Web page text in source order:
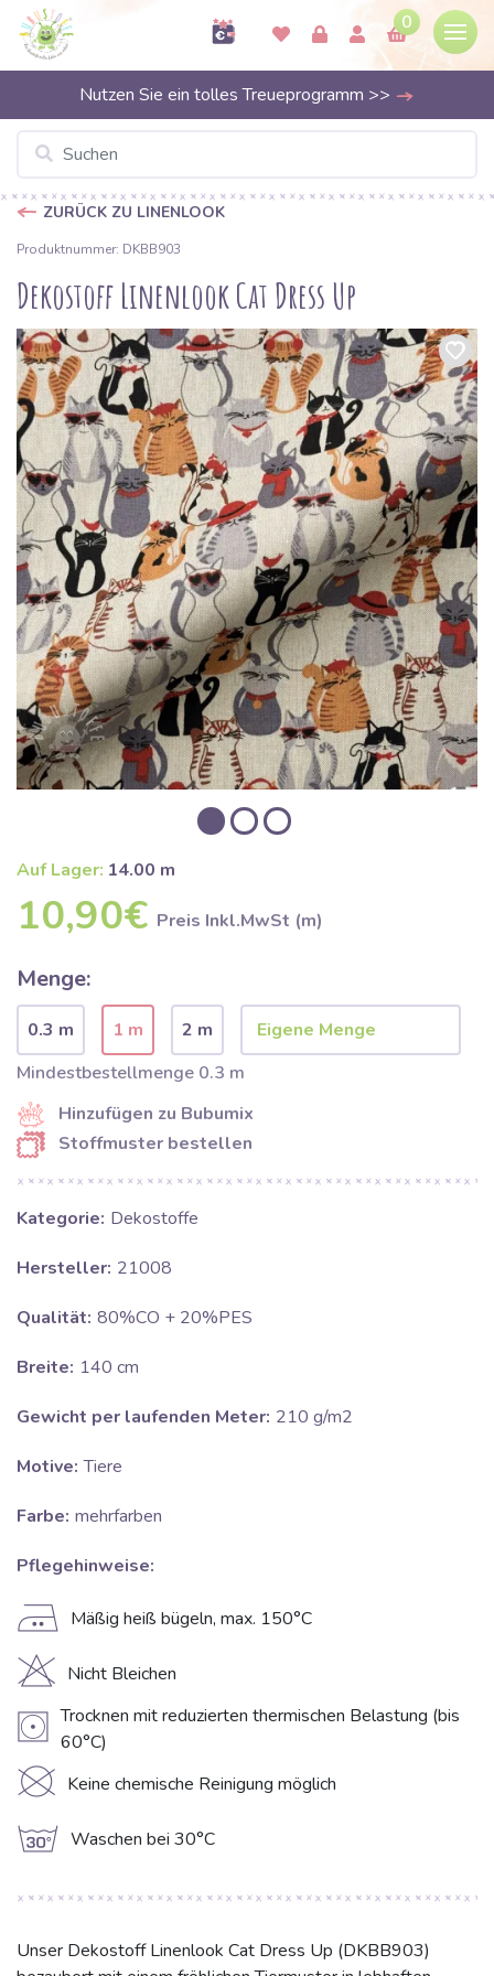
0
Nutzen Sie ein tolles Treueprogramm >>
ZURÜCK ZU LINENLOOK
Produktnummer: DKBB903
Dekostoff Linenlook Cat Dress Up
Auf Lager: 14.00 m
10,90€ Preis Inkl.MwSt (m)
Menge:
0.3 m 1 m
2 m
Mindestbestellmenge 0.3 m
Hinzufügen zu Bubumix
Stoffmuster bestellen
Kategorie: Dekostoffe
Hersteller: 21008
Qualität: 80%CO + 20%PES
Breite: 140 cm
Gewicht per laufenden Meter: 210 g/m2
Motive: Tiere
Farbe: mehrfarben
Pflegehinweise:
E Mäßig heiß bügeln, max. 150°C
H Nicht Bleichen
V Trocknen mit reduzierten thermischen Belastung (bis
60°C)
K Keine chemische Reinigung möglich
g Waschen bei 30°C
Unser Dekostoff Linenlook Cat Dress Up (DKBB903)